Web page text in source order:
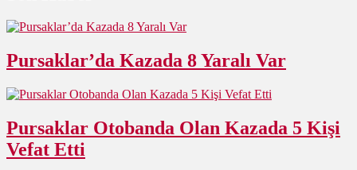
Pursaklar’da Kazada 8 Yaralı Var
Pursaklar Otobanda Olan Kazada 5 Kişi
Vefat Etti